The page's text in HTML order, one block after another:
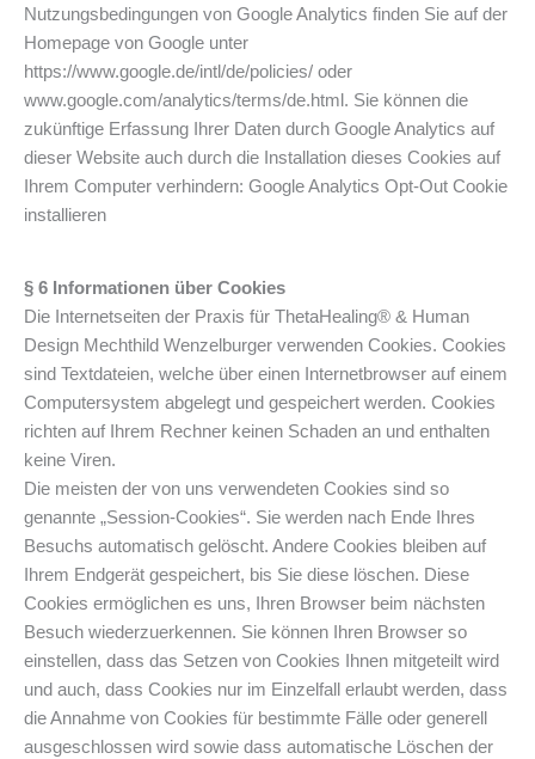
Nutzungsbedingungen von Google Analytics finden Sie auf der
Homepage von Google unter
https://www.google.de/intl/de/policies/ oder
www.google.com/analytics/terms/de.html. Sie können die
zukünftige Erfassung Ihrer Daten durch Google Analytics auf
dieser Website auch durch die Installation dieses Cookies auf
Ihrem Computer verhindern: Google Analytics Opt-Out Cookie
installieren
§ 6 Informationen über Cookies
Die Internetseiten der Praxis für ThetaHealing® & Human
Design Mechthild Wenzelburger verwenden Cookies. Cookies
sind Textdateien, welche über einen Internetbrowser auf einem
Computersystem abgelegt und gespeichert werden. Cookies
richten auf Ihrem Rechner keinen Schaden an und enthalten
keine Viren.
Die meisten der von uns verwendeten Cookies sind so
genannte „Session-Cookies“. Sie werden nach Ende Ihres
Besuchs automatisch gelöscht. Andere Cookies bleiben auf
Ihrem Endgerät gespeichert, bis Sie diese löschen. Diese
Cookies ermöglichen es uns, Ihren Browser beim nächsten
Besuch wiederzuerkennen. Sie können Ihren Browser so
einstellen, dass das Setzen von Cookies Ihnen mitgeteilt wird
und auch, dass Cookies nur im Einzelfall erlaubt werden, dass
die Annahme von Cookies für bestimmte Fälle oder generell
ausgeschlossen wird sowie dass automatische Löschen der